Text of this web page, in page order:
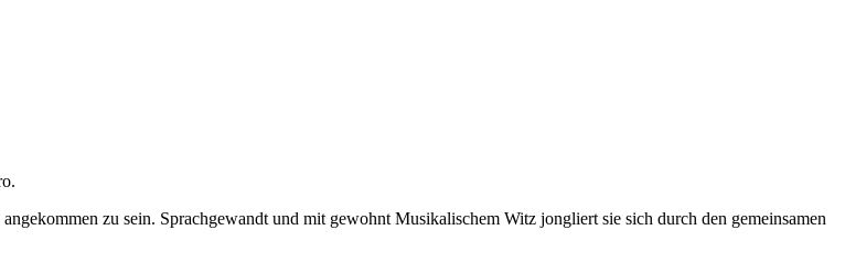
zu sein. Sprachgewandt und mit gewohnt Musikalischem Witz jongliert sie sich durch den gemeinsamen